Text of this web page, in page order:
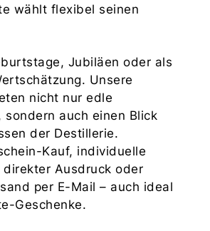
wählt flexibel seinen
Jubiläen oder als
Unsere
nicht nur edle
sondern auch einen Blick
der Destillerie.
Kauf, individuelle
Ausdruck oder
per E-Mail – auch ideal
Geschenke.